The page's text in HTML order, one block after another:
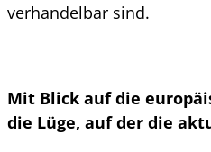
verhandelbar sind.
Mit Blick auf die
die Lüge, auf der die